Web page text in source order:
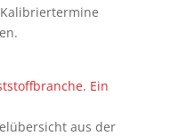
aus der